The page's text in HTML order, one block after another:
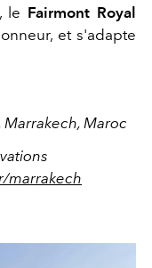
le Fairmont Royal
et s'adapte
Marrakech, Maroc
marrakech